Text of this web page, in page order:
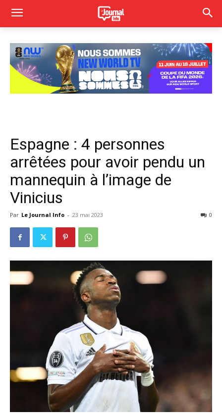
Espagne : 4 personnes
arrêtées pour avoir pendu un
mannequin à l’image de
Vinicius
Par Le Journal Info - 23 mai 2023 0